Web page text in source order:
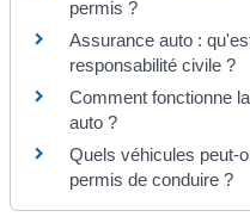
permis ?
Assurance auto :
responsabilité civile ?
Comment fonctionne
auto ?
Quels véhicules peut-
permis de conduire ?